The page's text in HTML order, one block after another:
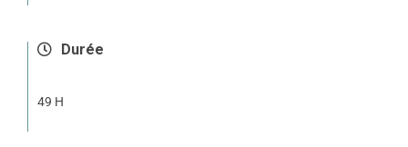
Durée
49 H